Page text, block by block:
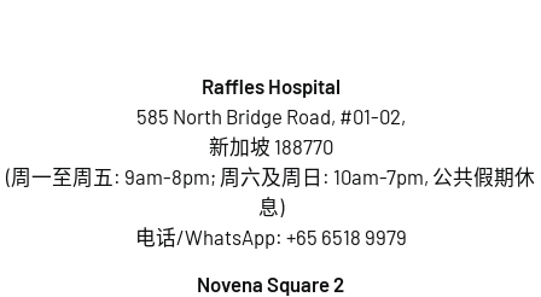
Raffles Hospital
585 North Bridge Road, #01-02,
新加坡 188770
(周一至周五: 9am-8pm; 周六及周日: 10am-7pm, 公共假期休
息)
电话/WhatsApp: +65 6518 9979
Novena Square 2